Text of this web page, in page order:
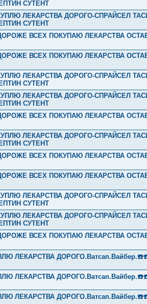
СУТЕНТ
КУПЛЮ ЛЕКАРСТВА ДОРОГО-СПРАЙСЕЛ
СУТЕНТ
ДОРОЖЕ ВСЕХ ПОКУПАЮ ЛЕКАРСТВА
ДОРОЖЕ ВСЕХ ПОКУПАЮ ЛЕКАРСТВА
КУПЛЮ ЛЕКАРСТВА ДОРОГО-СПРАЙСЕЛ
СУТЕНТ
КУПЛЮ ЛЕКАРСТВА ДОРОГО-СПРАЙСЕЛ
СУТЕНТ
ДОРОЖЕ ВСЕХ ПОКУПАЮ ЛЕКАРСТВА
КУПЛЮ ЛЕКАРСТВА ДОРОГО-СПРАЙСЕЛ
СУТЕНТ
ДОРОЖЕ ВСЕХ ПОКУПАЮ ЛЕКАРСТВА
ДОРОЖЕ ВСЕХ ПОКУПАЮ ЛЕКАРСТВА
КУПЛЮ ЛЕКАРСТВА ДОРОГО-СПРАЙСЕЛ
СУТЕНТ
КУПЛЮ ЛЕКАРСТВА ДОРОГО-СПРАЙСЕЛ
СУТЕНТ
ДОРОЖЕ ВСЕХ ПОКУПАЮ ЛЕКАРСТВА
ЛЕКАРСТВА
ЛЕКАРСТВА
ЛЕКАРСТВА